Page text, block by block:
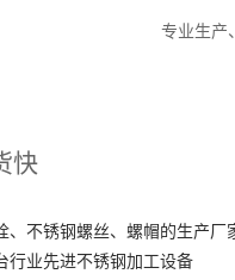
专业生产
快
、不锈钢螺丝、螺帽的生产厂
行业先进不锈钢加工设备